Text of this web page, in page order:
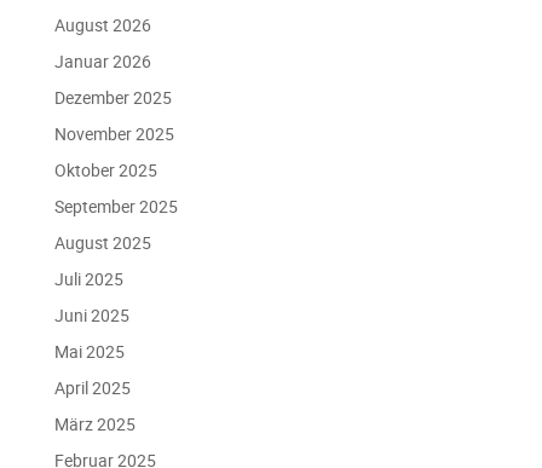
August 2026
Januar 2026
Dezember 2025
November 2025
Oktober 2025
September 2025
August 2025
Juli 2025
Juni 2025
Mai 2025
April 2025
März 2025
Februar 2025